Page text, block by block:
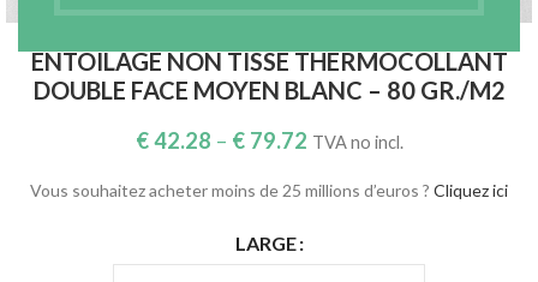
ENTOILAGE NON TISSÉ THERMOCOLLANT
DOUBLE FACE MOYEN BLANC – 80 GR./M2
€42.28 – €79.72 TVA no incl.
Vous souhaitez acheter moins de 25 millions d’euros ? Cliquez ici
LARGE